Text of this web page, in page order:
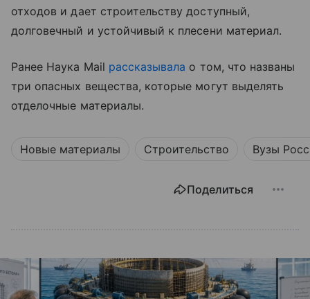
отходов и дает строительству доступный,
долговечный и устойчивый к плесени материал.
Ранее Наука Mail рассказывала о том, что названы
три опасных вещества, которые могут выделять
отделочные материалы.
Новые материалы Строительство Вузы
Поделиться